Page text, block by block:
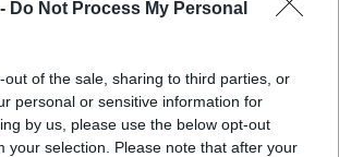
Do Not Process My Personal
out of the sale, sharing to third parties, or
personal or sensitive information for
by us, please use the below opt-out
your selection. Please note that after your
:
Nelly Furtado Jamais Endisqués
Téléchargement
Vidéos